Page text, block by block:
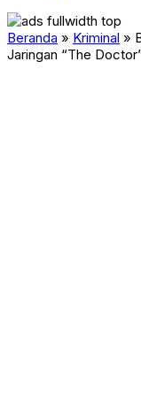
Beranda » Kriminal »
Jaringan “The